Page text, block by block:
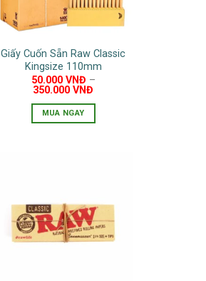
Giấy Cuốn Sẵn Raw Classic
Kingsize 110mm
50.000 VNĐ –
350.000VNĐ
MUA NGAY
biến
thể.
Các